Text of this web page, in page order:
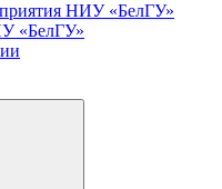
НИУ «БелГУ»
«БелГУ»